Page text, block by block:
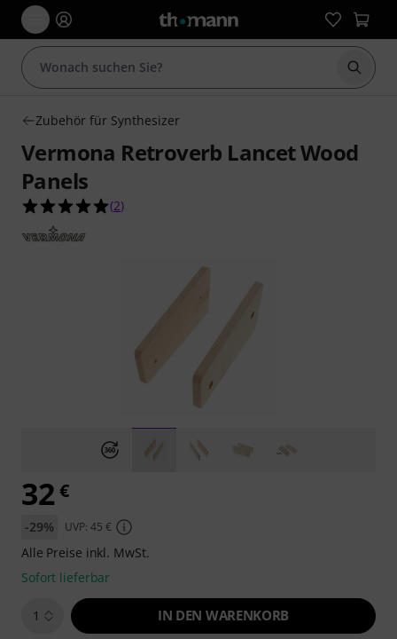
Suche
Zubehör für Synthesizer
Vermona Retroverb Lancet Wood
Panels
5.0 von 5 Sternen aus 2 Kundenbewertungen
(2)
32€
-29% UVP: 45 €
Alle Preise inkl. MwSt.
Sofort lieferbar
1 IN DEN WARENKORB